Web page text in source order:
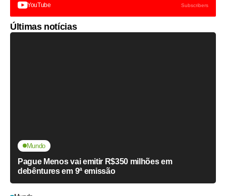
YouTube Subscribers
Últimas notícias
Mundo
Pague Menos vai emitir R$350 milhões em
debêntures em 9ª emissão